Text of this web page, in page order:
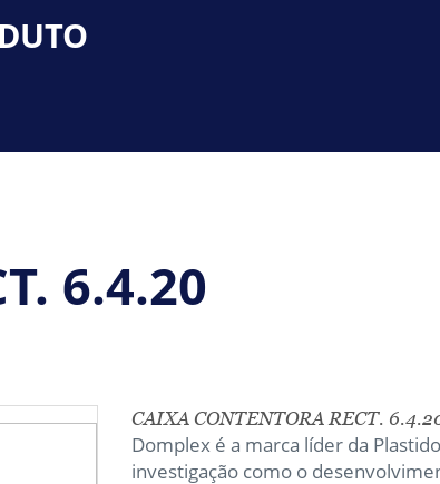
6.4.20
CAIXA CONTENTORA RECT.
Domplex é a marca líder da
investigação como o